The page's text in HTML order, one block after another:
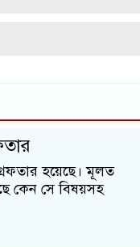
হয়েছে। মূলত
কেন সে বিষয়সহ